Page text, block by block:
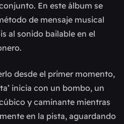
En este álbum se
de mensaje musical
al sonido bailable en el
desde el primer momento,
inicia con un bombo, un
y caminante mientras
en la pista, aguardando